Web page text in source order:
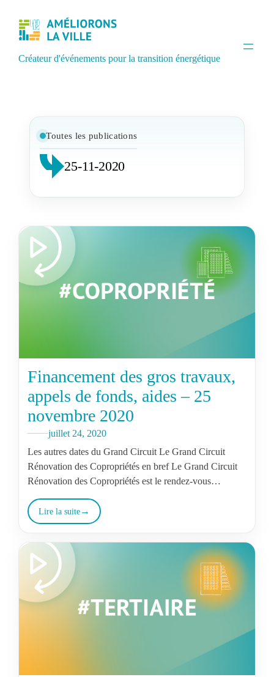
Créateur d'événements pour la transition énergétique
Toutes les publications
25-11-2020
Financement des gros travaux,
appels de fonds, aides – 25
novembre 2020
juillet 24, 2020
Les autres dates du Grand Circuit Le Grand Circuit
Rénovation des Copropriétés en bref Le Grand Circuit
Rénovation des Copropriétés est le rendez-vous
Lire la suite